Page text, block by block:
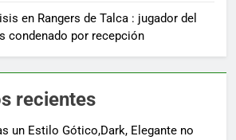
en Rangers de Talca : jugador del
condenado por recepción
recientes
un Estilo Gótico,Dark, Elegante no